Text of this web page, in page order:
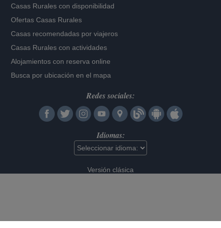
Casas Rurales con disponibilidad
Ofertas Casas Rurales
Casas recomendadas por viajeros
Casas Rurales con actividades
Alojamientos con reserva online
Busca por ubicación en el mapa
Redes sociales:
Idiomas:
Versión clásica